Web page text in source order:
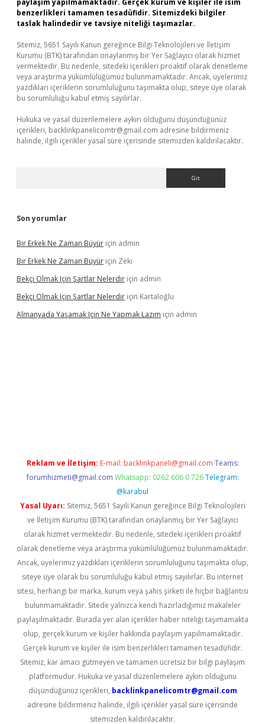
paylaşım yapılmamaktadır. Gerçek kurum ve kişiler ile isim
benzerlikleri tamamen tesadüfidir. Sitemizdeki bilgiler
taslak halindedir ve tavsiye niteliği taşımazlar.
Sitemiz, 5651 Sayılı Kanun gereğince Bilgi Teknolojileri ve İletişim
Kurumu (BTK) tarafından onaylanmış bir Yer Sağlayıcı olarak hizmet
vermektedir. Bu nedenle, sitedeki içerikleri proaktif olarak denetleme
veya araştırma yükümlülüğümüz bulunmamaktadır. Ancak, üyelerimiz
yazdıkları içeriklerin sorumluluğunu taşımakta olup, siteye üye olarak
bu sorumluluğu kabul etmiş sayılırlar.
Hukuka ve yasal düzenlemelere aykırı olduğunu düşündüğünüz
içerikleri, backlinkpanelicomtr@gmail.com adresine bildirmeniz
halinde, ilgili içerikler yasal süre içerisinde sitemizden kaldırılacaktır.
Son yorumlar
Bir Erkek Ne Zaman Büyür için admin
Bir Erkek Ne Zaman Büyür için Zeki
Bekçi Olmak Için Şartlar Nelerdir için admin
Bekçi Olmak Için Şartlar Nelerdir için Kartaloğlu
Almanyada Yaşamak Için Ne Yapmak Lazım için admin
Reklam ve İletişim: E-mail: backlinkpaneli@gmail.com Teams:
forumhizmeti@gmail.com Whatsapp: 0262 606 0 726 Telegram:
@karabul
Yasal Uyarı: Sitemiz, 5651 Sayılı Kanun gereğince Bilgi Teknolojileri
ve İletişim Kurumu (BTK) tarafından onaylanmış bir Yer Sağlayıcı
olarak hizmet vermektedir. Bu nedenle, sitedeki içerikleri proaktif
olarak denetleme veya araştırma yükümlülüğümüz bulunmamaktadır.
Ancak, üyelerimiz yazdıkları içeriklerin sorumluluğunu taşımakta olup,
siteye üye olarak bu sorumluluğu kabul etmiş sayılırlar. Bu internet
sitesi, herhangi bir marka, kurum veya şahıs şirketi ile hiçbir bağlantısı
bulunmamaktadır. Sitede yalnızca kendi hazırladığımız makaleler
paylaşılmaktadır. Burada yer alan içerikler haber niteliği taşımamakta
olup, gerçek kurum ve kişiler hakkında paylaşım yapılmamaktadır.
Gerçek kurum ve kişiler ile isim benzerlikleri tamamen tesadüfidir.
Sitemiz, kar amacı gütmeyen ve tamamen ücretsiz bir bilgi paylaşım
platformudur. Hukuka ve yasal düzenlemelere aykırı olduğunu
düşündüğünüz içerikleri, backlinkpanelicomtr@gmail.com
adresine bildirmeniz halinde, ilgili içerikler yasal süre içerisinde
sitemizden kaldırılacaktır.